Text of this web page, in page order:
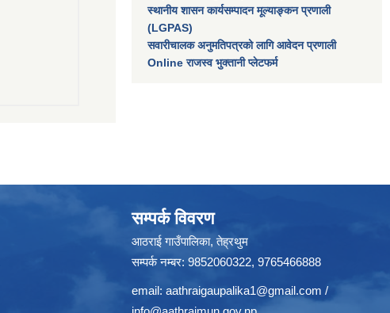
स्थानीय शासन कार्यसम्पादन मूल्याङ्कन प्रणाली
(LGPAS)
सवारीचालक अनुमतिपत्रको लागि आवेदन प्रणाली
Online राजस्व भुक्तानी प्लेटफर्म
सम्पर्क विवरण
आठराई गाउँपालिका, तेह्रथुम
सम्पर्क नम्बर: 9852060322, 9765466888
email: aathraigaupalika1@gmail.com /